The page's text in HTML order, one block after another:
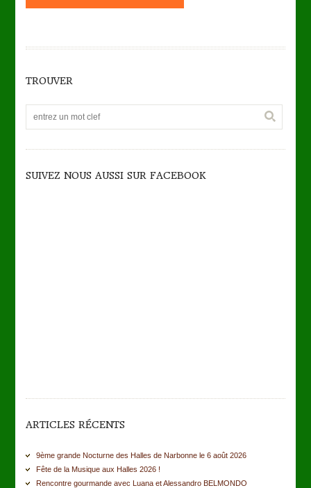
TROUVER
SUIVEZ NOUS AUSSI SUR FACEBOOK
ARTICLES RÉCENTS
9ème grande Nocturne des Halles de Narbonne le 6 août 2026
Fête de la Musique aux Halles 2026 !
Rencontre gourmande avec Luana et Alessandro BELMONDO